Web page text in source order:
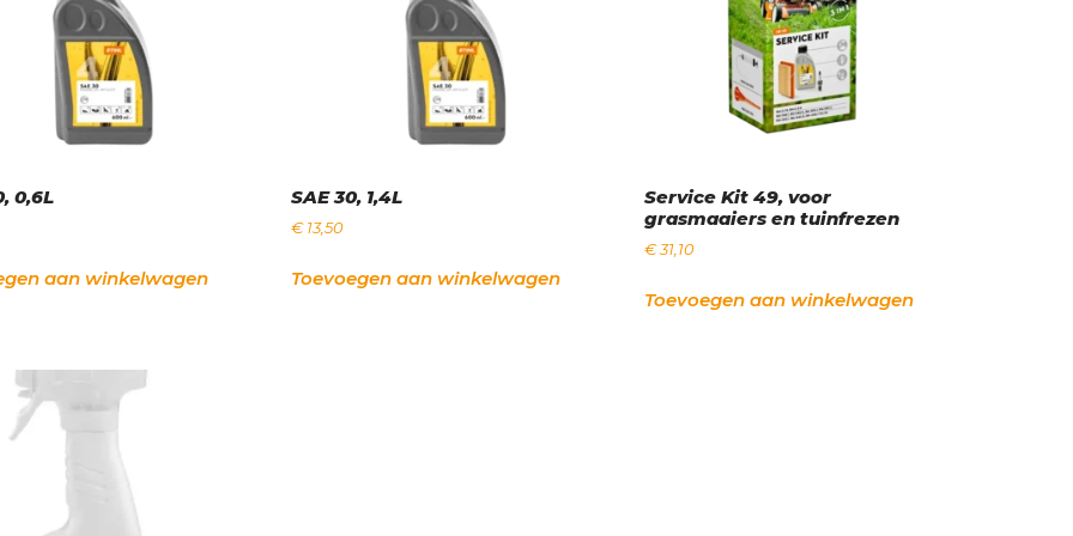
0,6L
aan winkelwagen
SAE 30, 1,4L
€13,50
Toevoegen aan winkelwagen
Service Kit 49, voor
grasmaaiers en tuinfrezen
€31,10
Toevoegen aan winkelwagen